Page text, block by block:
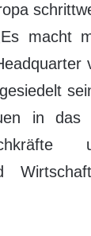
macht
in das